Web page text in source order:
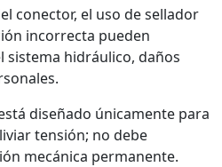
conector, el uso de sellador
incorrecta pueden
sistema hidráulico, daños
diseñado únicamente para
tensión; no debe
mecánica permanente.